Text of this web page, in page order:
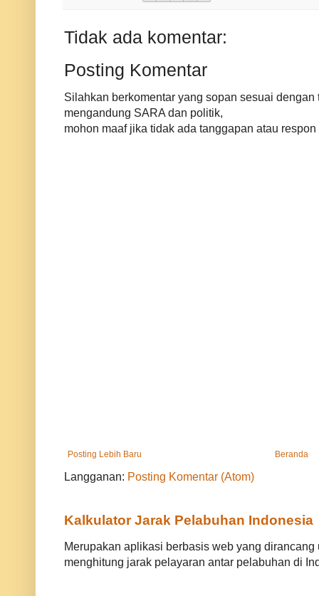
Tidak ada komentar:
Posting Komentar
Silahkan berkomentar yang sopan sesuai
mengandung SARA dan politik,
mohon maaf jika tidak ada tanggapan atau
Posting Lebih Baru Beranda
Langganan: Posting Komentar (Atom)
Kalkulator Jarak Pelabuhan Indonesia
Merupakan aplikasi berbasis web yang
menghitung jarak pelayaran antar pelabuhan di